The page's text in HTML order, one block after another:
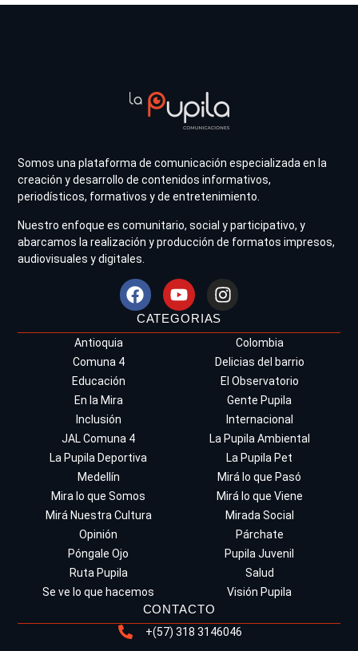
Somos una plataforma de comunicación especializada en la
creación y desarrollo de contenidos informativos,
periodísticos, formativos y de entretenimiento.
Nuestro enfoque es comunitario, social y participativo, y
abarcamos la realización y producción de formatos impresos,
audiovisuales y digitales.
CATEGORIAS
Antioquia
Colombia
Comuna 4
Delicias del barrio
Educación
El Observatorio
En la Mira
Gente Pupila
Inclusión
Internacional
JAL Comuna 4
La Pupila Ambiental
La Pupila Deportiva
La Pupila Pet
Medellín
Mirá lo que Pasó
Mira lo que Somos
Mirá lo que Viene
Mirá Nuestra Cultura
Mirada Social
Opinión
Párchate
Póngale Ojo
Pupila Juvenil
Ruta Pupila
Salud
Se ve lo que hacemos
Visión Pupila
CONTACTO
+(57) 318 3146046